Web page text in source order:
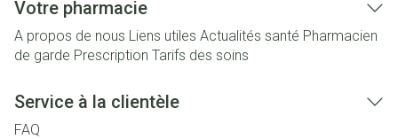
Votre pharmacie
A propos de nous Liens utiles Actualités santé Pharmacien
de garde Prescription Tarifs des soins
Service à la clientèle
FAQ